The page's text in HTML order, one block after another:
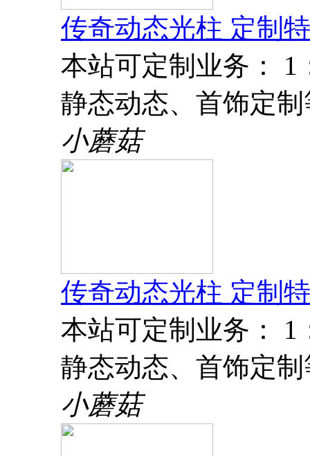
传奇动态光柱 定制
本站可定制业务： 1
静态动态、首饰定
小蘑菇
传奇动态光柱 定制
本站可定制业务： 1
静态动态、首饰定
小蘑菇